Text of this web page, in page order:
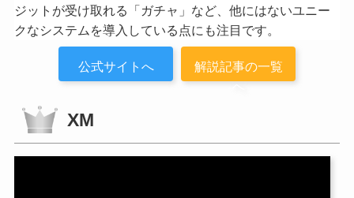
ジットが受け取れる「ガチャ」など、他にはないユニー
クなシステムを導入している点にも注目です。
公式サイトへ
解説記事の一覧
へ
XM